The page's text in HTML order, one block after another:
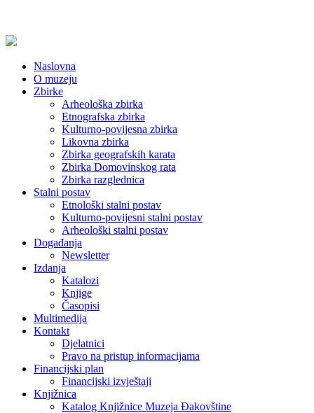
Naslovna
O muzeju
Zbirke
Arheološka zbirka
Etnografska zbirka
Kulturno-povijesna zbirka
Likovna zbirka
Zbirka geografskih karata
Zbirka Domovinskog rata
Zbirka razglednica
Stalni postav
Etnološki stalni postav
Kulturno-povijesni stalni postav
Arheološki stalni postav
Događanja
Newsletter
Izdanja
Katalozi
Knjige
Časopisi
Multimedija
Kontakt
Djelatnici
Pravo na pristup informacijama
Financijski plan
Financijski izvještaji
Knjižnica
Katalog Knjižnice Muzeja Đakovštine